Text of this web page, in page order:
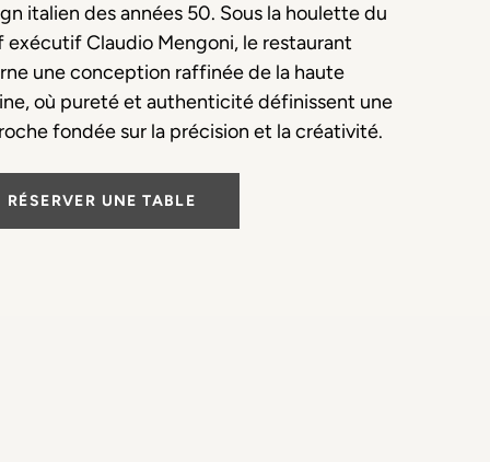
italien des années 50. Sous la houlette du
exécutif Claudio Mengoni, le restaurant
une conception raffinée de la haute
où pureté et authenticité définissent une
fondée sur la précision et la créativité.
RÉSERVER UNE TABLE